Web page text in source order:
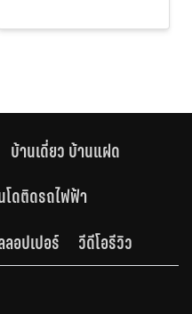
บ้านเดี่ยว บ้านแฝด
โดติดรถไฟฟ้า
ลอปเปอร์ วีดีโอรีวิว